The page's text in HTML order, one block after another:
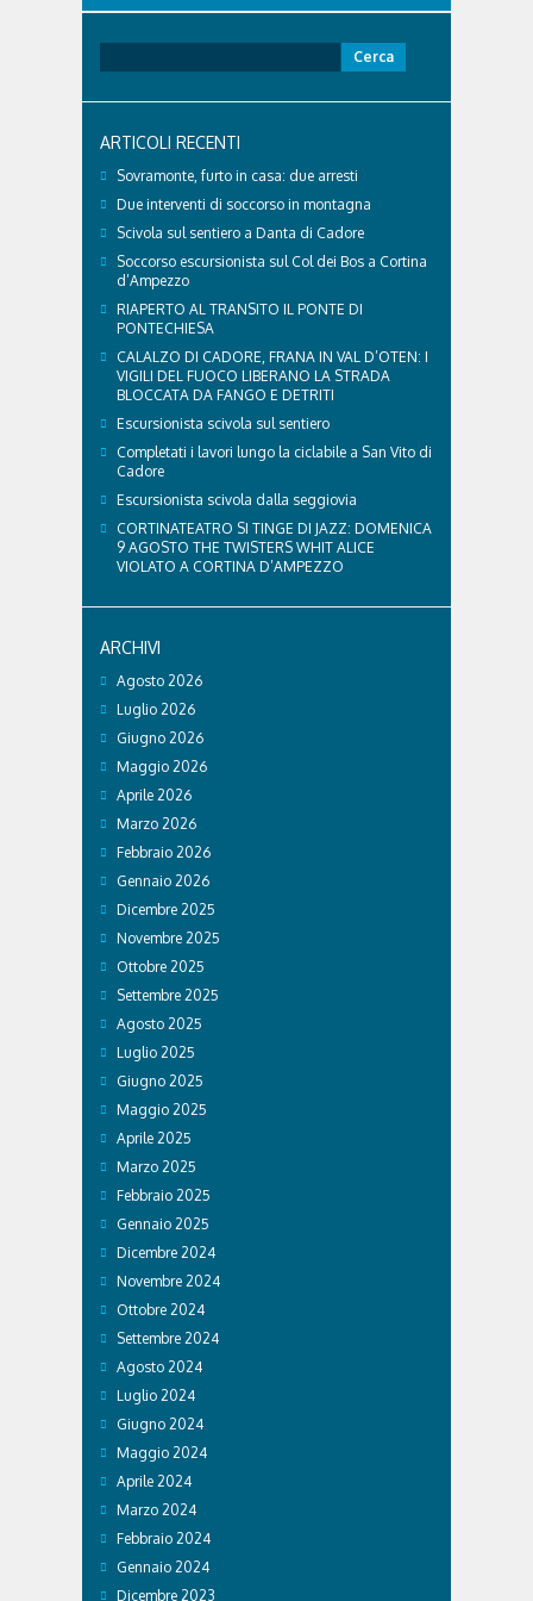
raggiunto il 74enne di Teolo...
per:
ARTICOLI RECENTI
Sovramonte, furto in casa: due arresti
Due interventi di soccorso in montagna
Scivola sul sentiero a Danta di Cadore
Soccorso escursionista sul Col dei Bos a Cortina
d’Ampezzo
RIAPERTO AL TRANSITO IL PONTE DI
PONTECHIESA
CALALZO DI CADORE, FRANA IN VAL D’OTEN: I
VIGILI DEL FUOCO LIBERANO LA STRADA
BLOCCATA DA FANGO E DETRITI
Escursionista scivola sul sentiero
Completati i lavori lungo la ciclabile a San Vito di
Cadore
Escursionista scivola dalla seggiovia
CORTINATEATRO SI TINGE DI JAZZ: DOMENICA
9 AGOSTO THE TWISTERS WHIT ALICE
VIOLATO A CORTINA D’AMPEZZO
ARCHIVI
Agosto 2026
Luglio 2026
Giugno 2026
Maggio 2026
Aprile 2026
Marzo 2026
Febbraio 2026
Gennaio 2026
Dicembre 2025
Novembre 2025
Ottobre 2025
Settembre 2025
Agosto 2025
Luglio 2025
Giugno 2025
Maggio 2025
Aprile 2025
Marzo 2025
Febbraio 2025
Gennaio 2025
Dicembre 2024
Novembre 2024
Ottobre 2024
Settembre 2024
Agosto 2024
Luglio 2024
Giugno 2024
Maggio 2024
Aprile 2024
Marzo 2024
Febbraio 2024
Gennaio 2024
Dicembre 2023